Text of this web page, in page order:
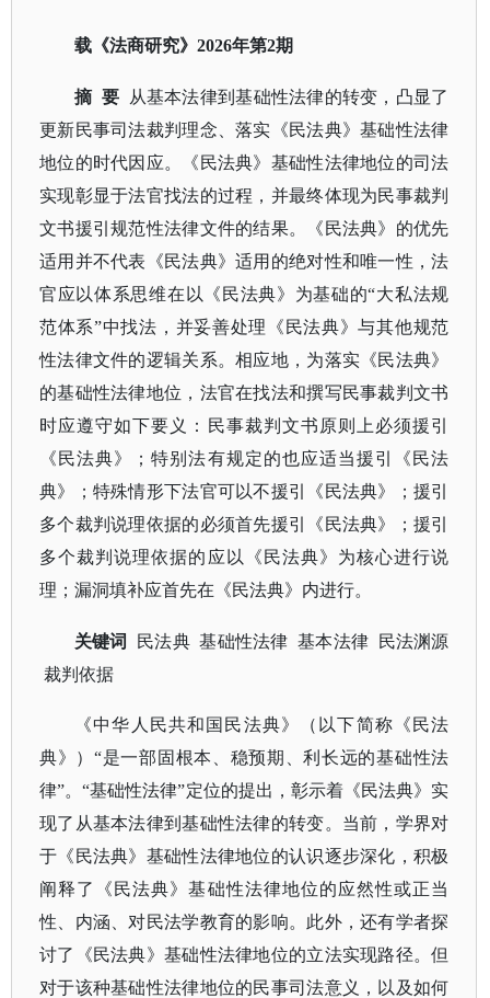
载《法商研究》 2026年第2期
摘 要
从基本法律到基础性法律的转变，凸显了
更新民事司法裁判理念、落实《民法典》基础性法律
地位的时代因应。《民法典》基础性法律地位的司法
实现彰显于法官找法的过程，并最终体现为民事裁判
文书援引规范性法律文件的结果。《民法典》的优先
适用并不代表《民法典》适用的绝对性和唯一性，法
官应以体系思维在以《民法典》为基础的“大私法规
范体系”中找法，并妥善处理《民法典》与其他规范
性法律文件的逻辑关系。相应地，为落实《民法典》
的基础性法律地位，法官在找法和撰写民事裁判文书
时应遵守如下要义：民事裁判文书原则上必须援引
《民法典》；特别法有规定的也应适当援引《民法
典》；特殊情形下法官可以不援引《民法典》；援引
多个裁判说理依据的必须首先援引《民法典》；援引
多个裁判说理依据的应以《民法典》为核心进行说
理；漏洞填补应首先在《民法典》内进行。
关键词 民法典 基础性法律 基本法律 民法渊源
裁判依据
《中华人民共和国民法典》（以下简称《民法
典》）“是一部固根本、稳预期、利长远的基础性法
律”。“基础性法律”定位的提出，彰示着《民法典》实
现了从基本法律到基础性法律的转变。当前，学界对
于《民法典》基础性法律地位的认识逐步深化，积极
阐释了《民法典》基础性法律地位的应然性或正当
性、内涵、对民法学教育的影响。此外，还有学者探
讨了《民法典》基础性法律地位的立法实现路径。但
对于该种基础性法律地位的民事司法意义，以及如何